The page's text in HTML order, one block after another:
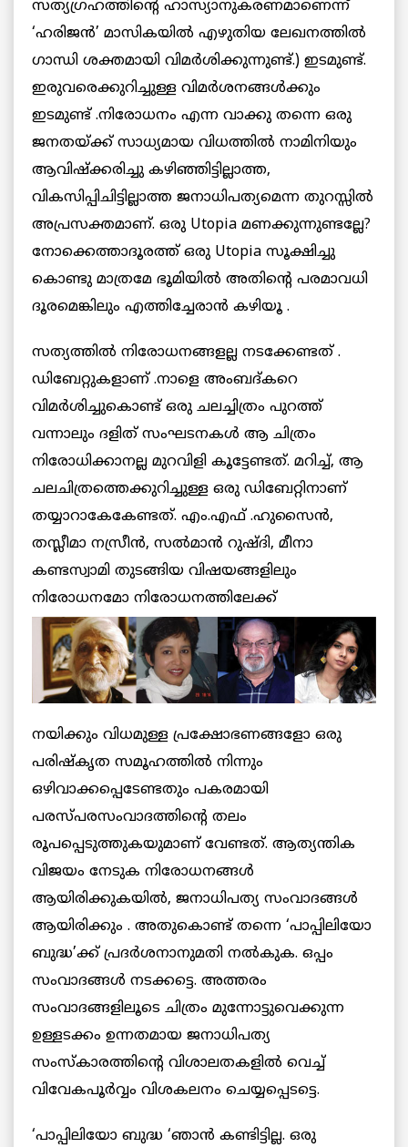
സത്യഗ്രഹത്തിന്റെ ഹാസ്യാനുകരണമാണെന്ന്
‘ഹരിജന്‍’ മാസികയില്‍ എഴുതിയ ലേഖനത്തില്‍
ഗാന്ധി ശക്തമായി വിമര്‍ശിക്കുന്നുണ്ട്.) ഇടമുണ്ട്.
ഇരുവരെക്കുറിച്ചുള്ള വിമര്‍ശനങ്ങള്‍ക്കും
ഇടമുണ്ട് .നിരോധനം എന്ന വാക്കു തന്നെ ഒരു
ജനതയ്ക്ക് സാധ്യമായ വിധത്തില്‍ നാമിനിയും
ആവിഷ്ക്കരിച്ചു കഴിഞ്ഞിട്ടില്ലാത്ത,
വികസിപ്പിചിട്ടില്ലാത്ത ജനാധിപത്യമെന്ന തുറസ്സില്‍
അപ്രസക്തമാണ്. ഒരു Utopia മണക്കുന്നുണ്ടല്ലേ?
നോക്കെത്താദൂരത്ത് ഒരു Utopia സൂക്ഷിച്ചു
കൊണ്ടു മാത്രമേ ഭൂമിയില്‍ അതിന്റെ പരമാവധി
ദൂരമെങ്കിലും എത്തിച്ചേരാന്‍ കഴിയൂ .
സത്യത്തില്‍ നിരോധനങ്ങളല്ല നടക്കേണ്ടത്‌ .
ഡിബേറ്റുകളാണ് .നാളെ അംബദ്കറെ
വിമര്‍ശിച്ചുകൊണ്ട് ഒരു ചലച്ചിത്രം പുറത്ത്
വന്നാലും ദളിത്‌ സംഘടനകള്‍ ആ ചിത്രം
നിരോധിക്കാനല്ല മുറവിളി കൂട്ടേണ്ടത്‌. മറിച്ച്, ആ
ചലചിത്രത്തെക്കുറിച്ചുള്ള ഒരു ഡിബേറ്റിനാണ്
തയ്യാറാകേകേണ്ടത്. എം.എഫ് .ഹുസൈന്‍,
തസ്ലീമാ നസ്രീന്‍, സല്‍മാന്‍ റുഷ്ദി, മീനാ
കണ്ടസ്വാമി തുടങ്ങിയ വിഷയങ്ങളിലും
നിരോധനമോ നിരോധനത്തിലേക്ക്
നയിക്കും വിധമുള്ള പ്രക്ഷോഭണങ്ങളോ ഒരു
പരിഷ്കൃത സമൂഹത്തില്‍ നിന്നും
ഒഴിവാക്കപ്പെടേണ്ടതും പകരമായി
പരസ്പരസംവാദത്തിന്റെ തലം
രൂപപ്പെടുത്തുകയുമാണ് വേണ്ടത്. ആത്യന്തിക
വിജയം നേടുക നിരോധനങ്ങള്‍
ആയിരിക്കുകയില്‍, ജനാധിപത്യ സംവാദങ്ങള്‍
ആയിരിക്കും . അതുകൊണ്ട് തന്നെ ‘പാപ്പിലിയോ
ബുദ്ധ’ക്ക് പ്രദര്‍ശനാനുമതി നല്‍കുക. ഒപ്പം
സംവാദങ്ങള്‍ നടക്കട്ടെ. അത്തരം
സംവാദങ്ങളിലൂടെ ചിത്രം മുന്നോട്ടുവെക്കുന്ന
ഉള്ളടക്കം ഉന്നതമായ ജനാധിപത്യ
സംസ്കാരത്തിന്റെ വിശാലതകളില്‍ വെച്ച്
വിവേകപൂര്‍വ്വം വിശകലനം ചെയ്യപ്പെടട്ടെ.
‘പാപ്പിലിയോ ബുദ്ധ ‘ഞാന്‍ കണ്ടിട്ടില്ല. ഒരു